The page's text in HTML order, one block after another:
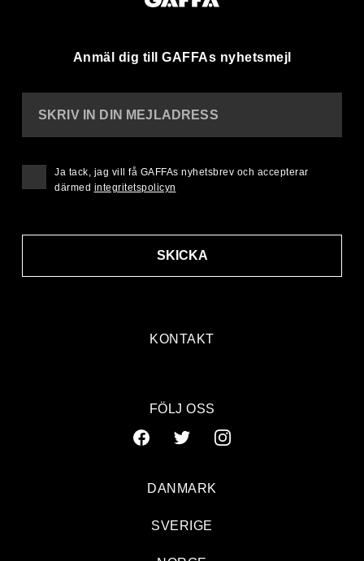
Anmäl dig till GAFFAs nyhetsmejl
KONTAKT
SKRIV IN DIN MEJLADRESS
SKICKA
Ja tack, jag vill få GAFFAs nyhetsbrev och accepterar
därmed integritetspolicyn
FÖLJ OSS
DANMARK
SVERIGE